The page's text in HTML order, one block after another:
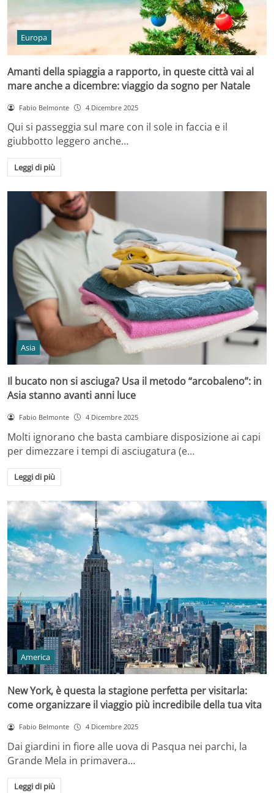
Europa
Amanti della spiaggia a rapporto, in queste città vai al
mare anche a dicembre: viaggio da sogno per Natale
Fabio Belmonte 4 Dicembre 2025
Qui si passeggia sul mare con il sole in faccia e il
giubbotto leggero anche…
Leggi di più
Asia
Il bucato non si asciuga? Usa il metodo “arcobaleno”: in
Asia stanno avanti anni luce
Fabio Belmonte 4 Dicembre 2025
Molti ignorano che basta cambiare disposizione ai capi
per dimezzare i tempi di asciugatura (e…
Leggi di più
America
New York, è questa la stagione perfetta per visitarla:
come organizzare il viaggio più incredibile della tua vita
Fabio Belmonte 4 Dicembre 2025
Dai giardini in fiore alle uova di Pasqua nei parchi, la
Grande Mela in primavera…
Leggi di più